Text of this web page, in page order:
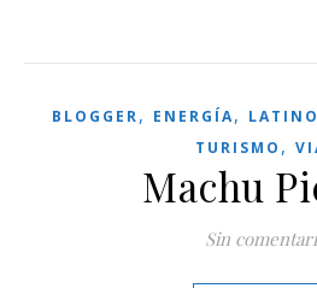
BLOGGER, ENERGÍA,
TURISMO ,
Machu
Sin